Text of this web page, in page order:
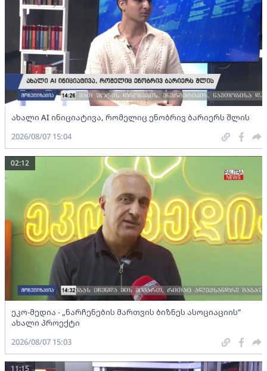
ახალი AI ინიციატივა, რომელიც ენობრივ ბარიერს შლის
2026/08/07 15:04
ეკო-მედია - „ნარჩენების მართვის ბიზნეს ასოციაციის”
ახალი პროექტი
02:12
2026/08/07 15:03
11:15